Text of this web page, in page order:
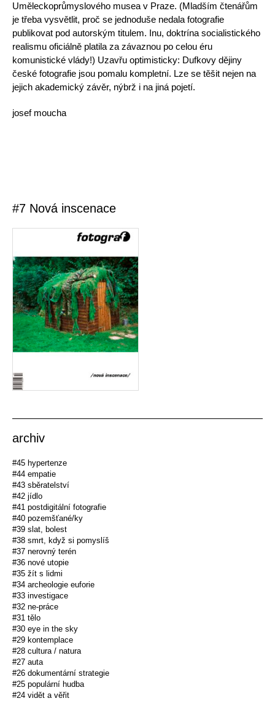
Uměleckoprůmyslového musea v Praze. (Mladším čtenářům
je třeba vysvětlit, proč se jednoduše nedala fotografie
publikovat pod autorským titulem. Inu, doktrína socialistického
realismu oficiálně platila za závaznou po celou éru
komunistické vlády!) Uzavřu optimisticky: Dufkovy dějiny
české fotografie jsou pomalu kompletní. Lze se těšit nejen na
jejich akademický závěr, nýbrž i na jiná pojetí.
josef moucha
#7 Nová inscenace
archiv
#45 hypertenze
#44 empatie
#43 sběratelství
#42 jídlo
#41 postdigitální fotografie
#40 pozemšťané/ky
#39 slat, bolest
#38 smrt, když si pomyslíš
#37 nerovný terén
#36 nové utopie
#35 žít s lidmi
#34 archeologie euforie
#33 investigace
#32 ne-práce
#31 tělo
#30 eye in the sky
#29 kontemplace
#28 cultura / natura
#27 auta
#26 dokumentární strategie
#25 populární hudba
#24 vidět a věřit